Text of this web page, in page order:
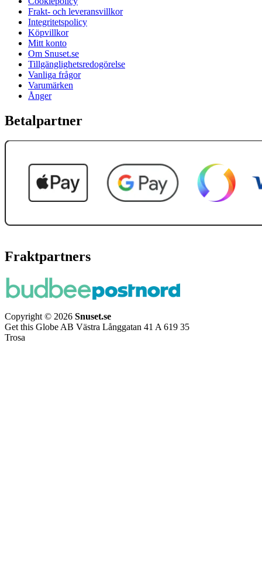
Frakt- och leveransvillkor
Integritetspolicy
Köpvillkor
Mitt konto
Om Snuset.se
Tillgänglighetsredogörelse
Vanliga frågor
Varumärken
Ånger
Betalpartner
Fraktpartners
Copyright © 2026 Snuset.se
Get this Globe AB Västra Långgatan 41 A 619 35
Trosa